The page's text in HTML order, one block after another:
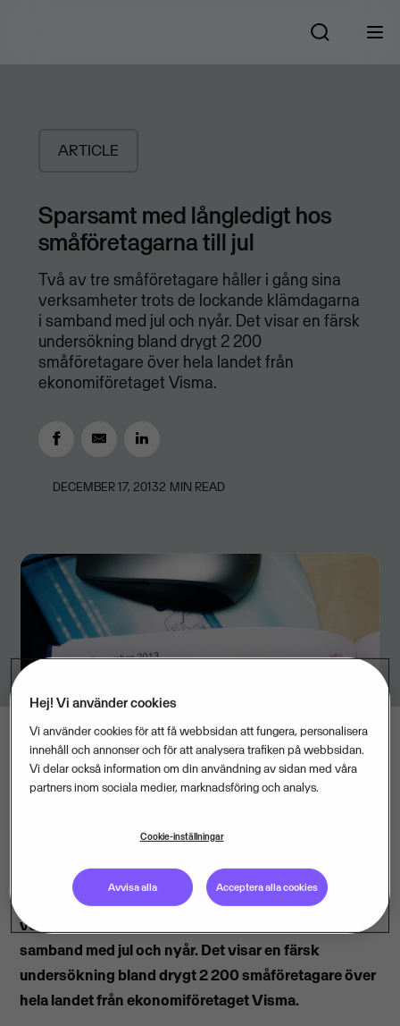
ARTICLE
Sparsamt med långledigt hos
småföretagarna till jul
Två av tre småföretagare håller i gång sina
verksamheter trots de lockande klämdagarna
i samband med jul och nyår. Det visar en färsk
undersökning bland drygt 2 200
småföretagare över hela landet från
ekonomiföretaget Visma.
DECEMBER 17, 20132 MIN READ
Två av tre småföretagare håller i gång sina
verksamheter trots de lockande klämdagarna i
samband med jul och nyår. Det visar en färsk
undersökning bland drygt 2 200 småföretagare över
hela landet från ekonomiföretaget Visma.
Hej! Vi använder cookies
Vi använder cookies för att få webbsidan att fungera, personalisera
innehåll och annonser och för att analysera trafiken på webbsidan.
Vi delar också information om din användning av sidan med våra
partners inom sociala medier, marknadsföring och analys.
Cookie-inställningar
Avvisa alla Acceptera alla cookies